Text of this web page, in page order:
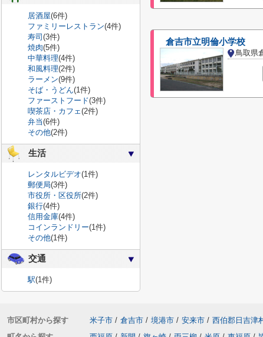
倉吉市立明倫小学校
鳥取県
居酒屋(6件)
ファミリーレストラン(4件)
寿司 (3件)
焼肉(5件)
中華料理(4件)
和風料理(2件)
ラーメン(9件)
そば・うどん(1件)
ファーストフード(3件)
喫茶店・カフェ(2件)
弁当(6件)
その他(2件)
生活
レンタルビデオ(1件)
郵便局(3件)
市役所・区役所(2件)
銀行(4件)
信用金庫(4件)
コインランドリー(1件)
その他(1件)
交通
駅(1件)
市区町村から探す 米子市 / 倉吉市 / 境港市 / 安来市 / 西伯郡日吉津